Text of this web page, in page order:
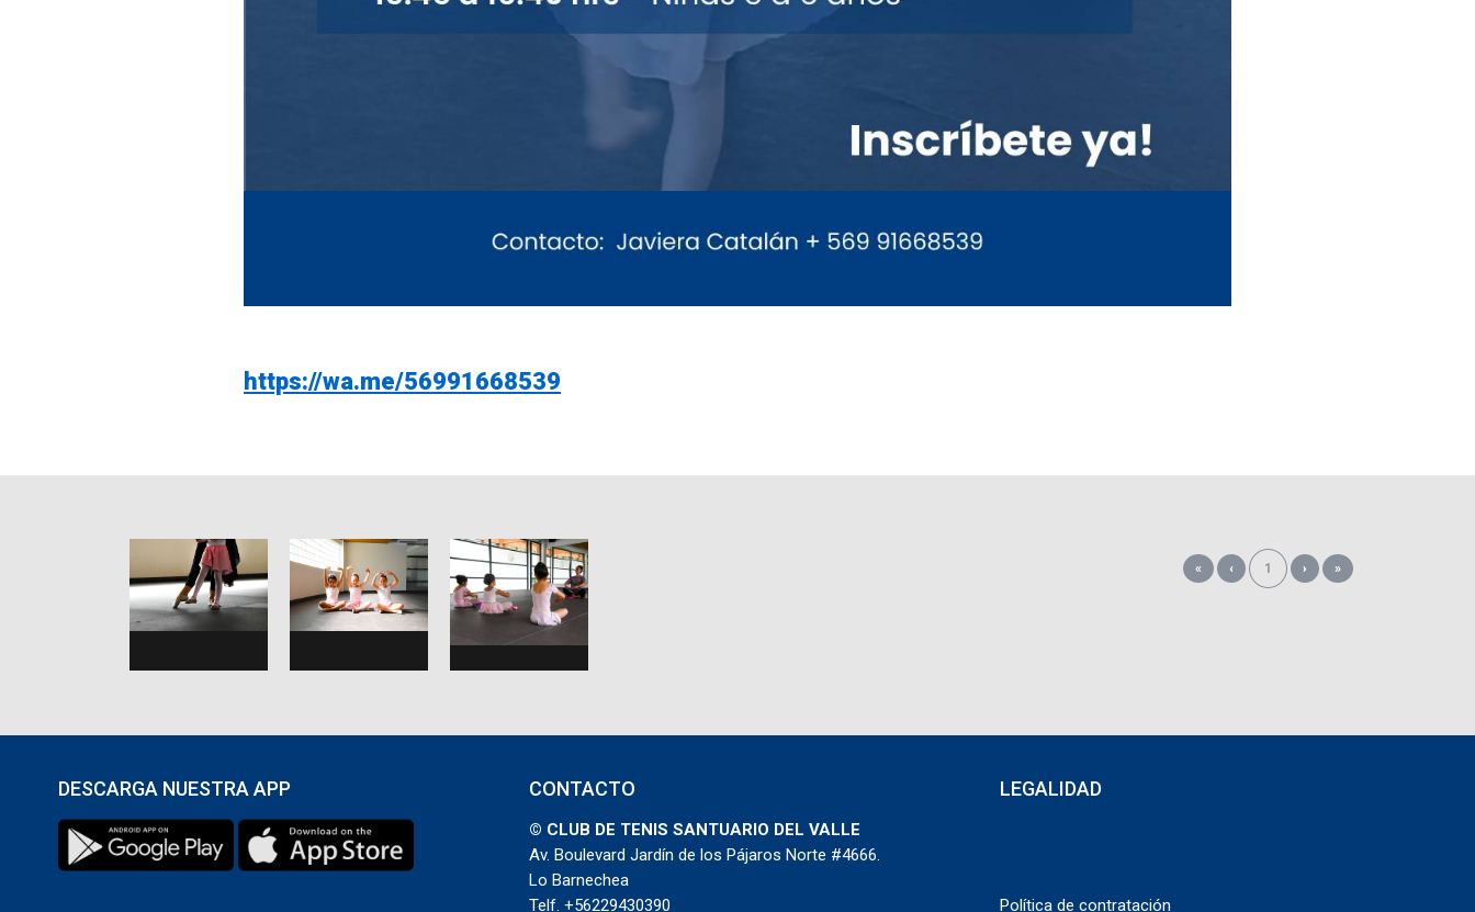
https://wa.me/56991668539
« ‹ 1 › »
DESCARGA NUESTRA APP CONTACTO
© CLUB DE TENIS SANTUARIO DEL VALLE
Av. Boulevard Jardín de los Pájaros Norte #4666.
Lo Barnechea
Telf. +56229430390
LEGALIDAD
Política de contratación